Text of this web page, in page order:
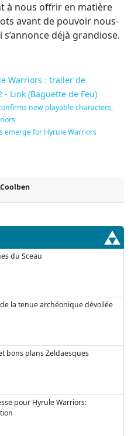
à nous offrir en matière
avant de pouvoir nous-
déjà grandiose.
Warriors : trailer de
Link (Baguette de Feu)
new playable characters,
emerge for Hyrule Warriors
du Sceau
la tenue archéonique dévoilée
bons plans Zeldaesques
pour Hyrule Warriors: